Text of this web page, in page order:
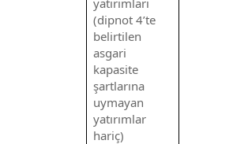
yatırımları
(dipnot 4’te
belirtilen
asgari
kapasite
şartlarına
uymayan
yatırımlar
hariç)